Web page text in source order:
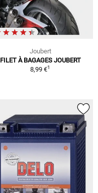
Joubert
FILET À BAGAGES JOUBERT
8,99 €1